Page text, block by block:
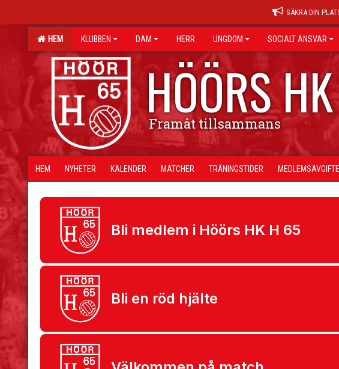
SÄKRA DIN
HEM KLUBBEN DAM HERR UNGDOM SOCIALT ANSVAR
HÖÖRS
Framåt tillsammans
HEM NYHETER KALENDER MATCHER TRÄNINGSTIDER
Bli medlem i Höörs HK H 65
Bli en röd hjälte